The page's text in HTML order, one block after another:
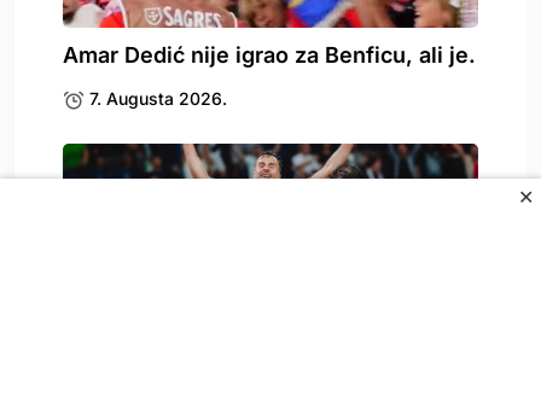
✕
Amar Dedić nije igrao za Benficu, ali je.
7. Augusta 2026.